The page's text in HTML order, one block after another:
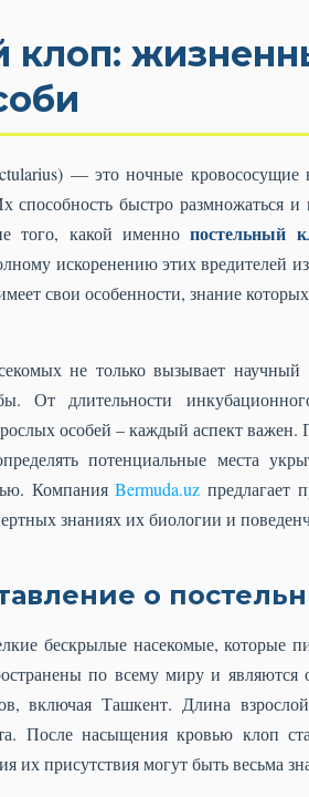
клоп:
— это ночные кровососущие
быстро размножаться
того, какой именнопостельный
искоренению этих вредителей
свои особенности, знание
не только вызывает
От длительности
особей – каждый аспект
потенциальные места
КомпанияBermuda.uz предлагает
знаниях их биологии и
о
бескрылые насекомые, которые
по всему миру и
включая Ташкент. Длина
После насыщения кровью клоп
их присутствия могут быть весьма